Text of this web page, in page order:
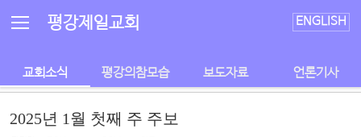
평강제일교회 ENGLISH
교회소식 평강의참모습 보도자료 언론기사
2025년 1월 첫째 주 주보